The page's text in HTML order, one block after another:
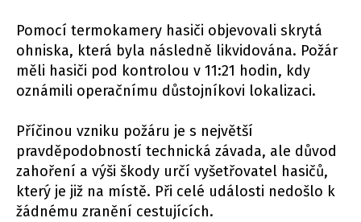
Pomocí termokamery hasiči objevovali skrytá
ohniska, která byla následně likvidována. Požár
měli hasiči pod kontrolou v 11:21 hodin, kdy
oznámili operačnímu důstojníkovi lokalizaci.
Příčinou vzniku požáru je s největší
pravděpodobností technická závada, ale důvod
zahoření a výši škody určí vyšetřovatel hasičů,
který je již na místě. Při celé události nedošlo k
žádnému zranění cestujících.